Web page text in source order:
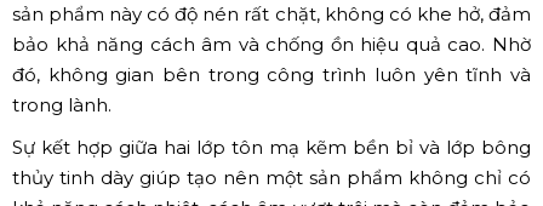
sản phẩm này có độ nén rất chặt, không có khe hở, đảm
bảo khả năng cách âm và chống ồn hiệu quả cao. Nhờ
đó, không gian bên trong công trình luôn yên tĩnh và
trong lành.
Sự kết hợp giữa hai lớp tôn mạ kẽm bền bỉ và lớp bông
thủy tinh dày giúp tạo nên một sản phẩm không chỉ có